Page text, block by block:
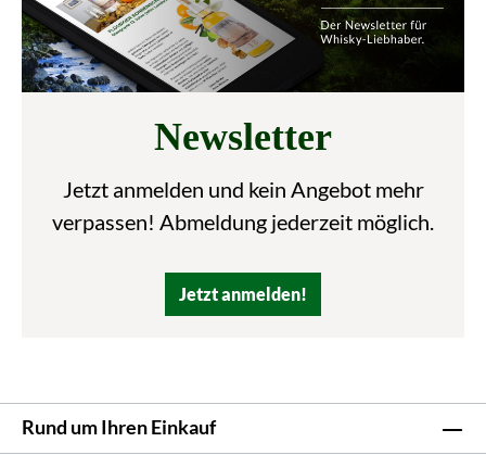
Newsletter
Jetzt anmelden und kein Angebot mehr
verpassen! Abmeldung jederzeit möglich.
Jetzt anmelden!
Rund um Ihren Einkauf